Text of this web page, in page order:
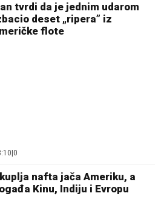
tvrdi da je jednim udarom
deset „ripera” iz
flote
0
nafta jača Ameriku, a
Kinu, Indiju i Evropu